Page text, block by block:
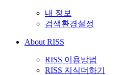
내 정보
검색환경설정
About RISS
RISS 이용방법
RISS 지식더하기